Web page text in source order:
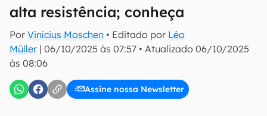
alta resistência; conheça
Por Vinícius Moschen • Editado por Léo
Müller | 06/10/2025 às 07:57 • Atualizado 06/10/2025
às 08:06
Assine nossa Newsletter
E-mail
Confirmo que li, aceito e concordo com os